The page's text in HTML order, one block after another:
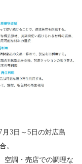
3日～5日の対広島
。
調・売店での調理な